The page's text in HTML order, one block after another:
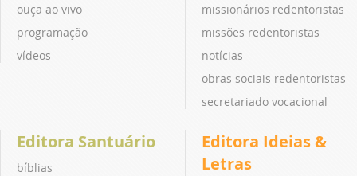
ouça ao vivo
programação
vídeos
missionários redentoristas
missões redentoristas
notícias
obras sociais redentoristas
secretariado vocacional
Editora Santuário
bíblias
Editora Ideias &
Letras